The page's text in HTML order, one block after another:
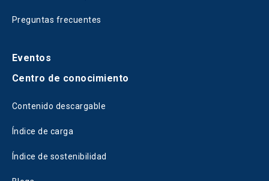
Preguntas frecuentes
Eventos
Centro de conocimiento
Contenido descargable
Índice de carga
Índice de sostenibilidad